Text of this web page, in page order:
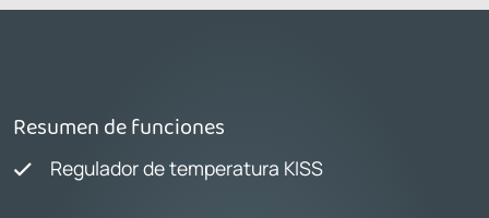
Resumen de funciones
Regulador de temperatura KISS